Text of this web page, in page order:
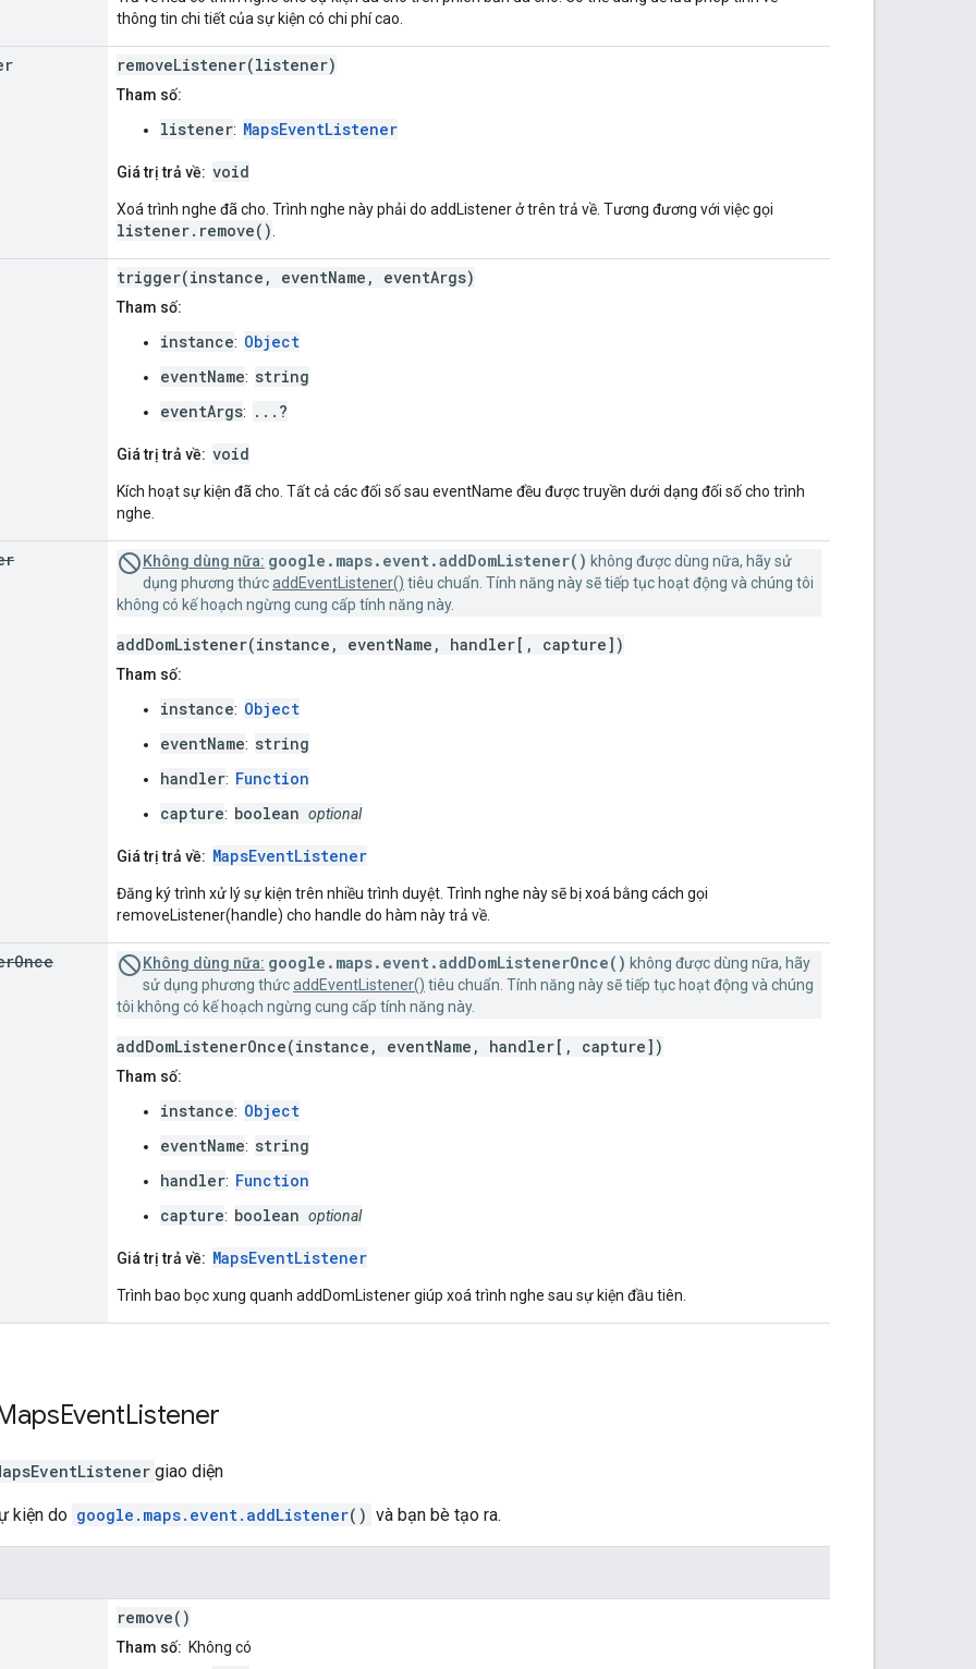
thông tin chi tiết của sự kiện có chi phí cao.
removeListener(listener)
Tham số:
listener: MapsEventListener
Giá trị trả về: void
Xoá trình nghe đã cho. Trình nghe này phải do addListener ở trên trả về. Tương đương với việc gọi
listener.remove()
trigger(instance, eventName, eventArgs)
Tham số:
instance: Object
eventName: string
eventArgs: ...?
Giá trị trả về: void
Kích hoạt sự kiện đã cho. Tất cả các đối số sau eventName đều được truyền dưới dạng đối số cho trình
nghe.
Không dùng nữa: google.maps.event.addDomListener() không được dùng nữa, hãy sử
dụng phương thứcaddEventListener() tiêu chuẩn. Tính năng này sẽ tiếp tục hoạt động và chúng tôi
không có kế hoạch ngừng cung cấp tính năng này.
addDomListener(instance, eventName, handler[, capture])
Tham số:
instance: Object
eventName: string
handler: Function
capture: boolean optional
Giá trị trả về: MapsEventListener
Đăng ký trình xử lý sự kiện trên nhiều trình duyệt. Trình nghe này sẽ bị xoá bằng cách gọi
removeListener(handle) cho handle do hàm này trả về.
Once Không dùng nữa: google.maps.event.addDomListenerOnce() không được dùng nữa, hãy
sử dụng phương thứcaddEventListener() tiêu chuẩn. Tính năng này sẽ tiếp tục hoạt động và chúng
tôi không có kế hoạch ngừng cung cấp tính năng này.
addDomListenerOnce(instance, eventName, handler[, capture])
Tham số:
instance: Object
eventName: string
handler: Function
capture: boolean optional
Giá trị trả về: MapsEventListener
Trình bao bọc xung quanh addDomListener giúp xoá trình nghe sau sự kiện đầu tiên.
EventListener
giao diện
kiện do google.maps.event.addListener() và bạn bè tạo ra.
remove()
Tham số: Không có